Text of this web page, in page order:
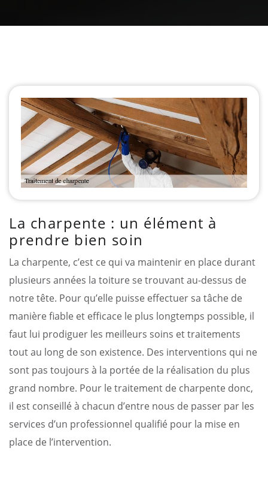
La charpente : un élément à
prendre bien soin
La charpente, c’est ce qui va maintenir en place durant
plusieurs années la toiture se trouvant au-dessus de
notre tête. Pour qu’elle puisse effectuer sa tâche de
manière fiable et efficace le plus longtemps possible, il
faut lui prodiguer les meilleurs soins et traitements
tout au long de son existence. Des interventions qui ne
sont pas toujours à la portée de la réalisation du plus
grand nombre. Pour le traitement de charpente donc,
il est conseillé à chacun d’entre nous de passer par les
services d’un professionnel qualifié pour la mise en
place de l’intervention.